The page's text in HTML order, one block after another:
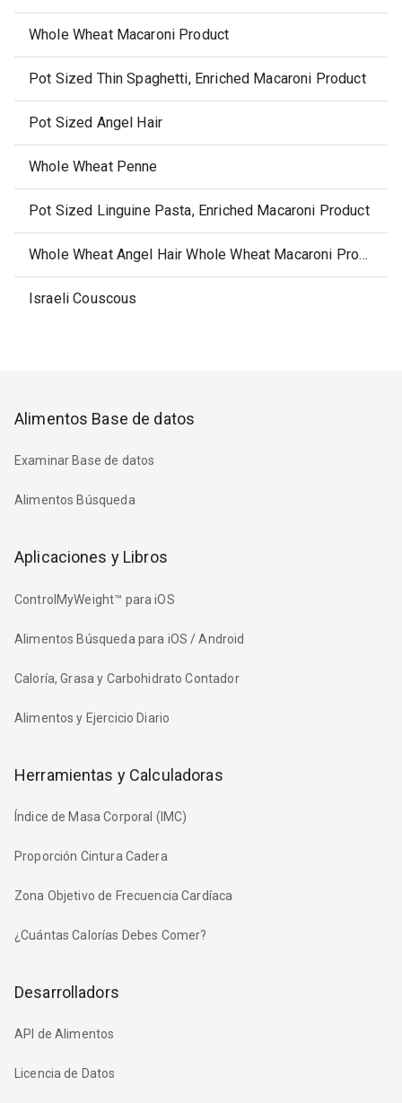
Whole Wheat Macaroni Product
Pot Sized Thin Spaghetti, Enriched Macaroni Product
Pot Sized Angel Hair
Whole Wheat Penne
Pot Sized Linguine Pasta, Enriched Macaroni Product
Whole Wheat Angel Hair Whole Wheat Macaroni Product
Israeli Couscous
Alimentos Base de datos
Examinar Base de datos
Alimentos Búsqueda
Aplicaciones y Libros
ControlMyWeight™ para iOS
Alimentos Búsqueda para iOS / Android
Caloría, Grasa y Carbohidrato Contador
Alimentos y Ejercicio Diario
Herramientas y Calculadoras
Índice de Masa Corporal (IMC)
Proporción Cintura Cadera
Zona Objetivo de Frecuencia Cardíaca
¿Cuántas Calorías Debes Comer?
Desarrolladors
API de Alimentos
Licencia de Datos